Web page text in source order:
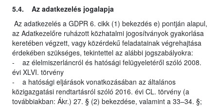
5.4. Az adatkezelés jogalapja
Az adatkezelés a GDPR 6. cikk (1) bekezdés e) pontján alapul,
az Adatkezelőre ruházott közhatalmi jogosítványok gyakorlása
keretében végzett, vagy közérdekű feladatainak végrehajtása
érdekében szükséges, tekintettel az alábbi jogszabályokra:
- az élelmiszerláncról és hatósági felügyeletéről szóló 2008.
évi XLVI. törvény
- a hatósági eljárások vonatkozásában az általános
közigazgatási rendtartásról szóló 2016. évi CL. törvény (a
továbbiakban: Ákr.) 27. § (2) bekezdése, valamint a 33–34. §;